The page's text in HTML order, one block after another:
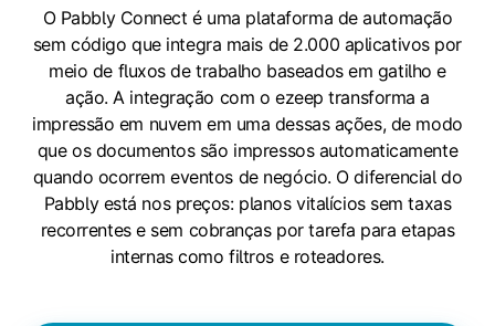
O Pabbly Connect é uma plataforma de automação
sem código que integra mais de 2.000 aplicativos por
meio de fluxos de trabalho baseados em gatilho e
ação. A integração com o ezeep transforma a
impressão em nuvem em uma dessas ações, de modo
que os documentos são impressos automaticamente
quando ocorrem eventos de negócio. O diferencial do
Pabbly está nos preços: planos vitalícios sem taxas
recorrentes e sem cobranças por tarefa para etapas
internas como filtros e roteadores.